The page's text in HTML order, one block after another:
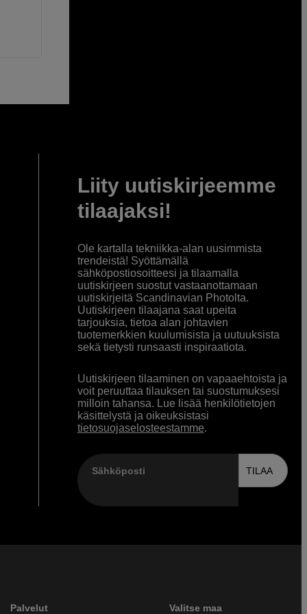
Liity uutiskirjeemme
tilaajaksi!
Ole kartalla tekniikka-alan uusimmista
trendeistä! Syöttämällä
sähköpostiosoitteesi ja tilaamalla
uutiskirjeen suostut vastaanottamaan
uutiskirjeitä Scandinavian Photolta.
Uutiskirjeen tilaajana saat upeita
tarjouksia, tietoa alan johtavien
tuotemerkkien kuulumisista ja uutuuksista
sekä tietysti runsaasti inspiraatiota.
Uutiskirjeen tilaaminen on vapaaehtoista ja
voit peruuttaa tilauksen tai suostumuksesi
milloin tahansa. Lue lisää henkilötietojen
käsittelystä ja oikeuksistasi
tietosuojaselosteestamme.
Sähköposti TILAA
Palvelut Valitse maa